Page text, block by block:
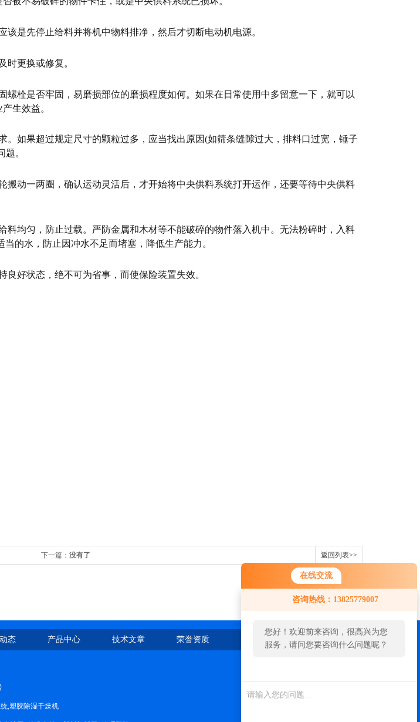
在线交流
咨询热线：13825779007
您好！欢迎前来咨询，很高兴为您
服务，请问您要咨询什么问题呢？
该是先停止给料并将机中物料排净，然后才切断电动机电源。
时更换或修复。
螺栓是否牢固，易磨损部位的磨损程度如何。如果在日常使用中多留意一下，就可以
生效益。
。如果超过规定尺寸的颗粒过多，应当找出原因(如筛条缝隙过大，排料口过宽，锤子
。
搬动一两圈，确认运动灵活后，才开始将中央供料系统打开运作，还要等待中央供料
料均匀，防止过载。严防金属和木材等不能破碎的物件落入机中。无法粉碎时，入料
的水，防止因冲水不足而堵塞，降低生产能力。
良好状态，绝不可为省事，而使保险装置失效。
下一篇： 没有了 返回列表>>
态 产品中心 技术文章 荣誉资质 在线留言 联系我们
,塑胶除湿干燥机